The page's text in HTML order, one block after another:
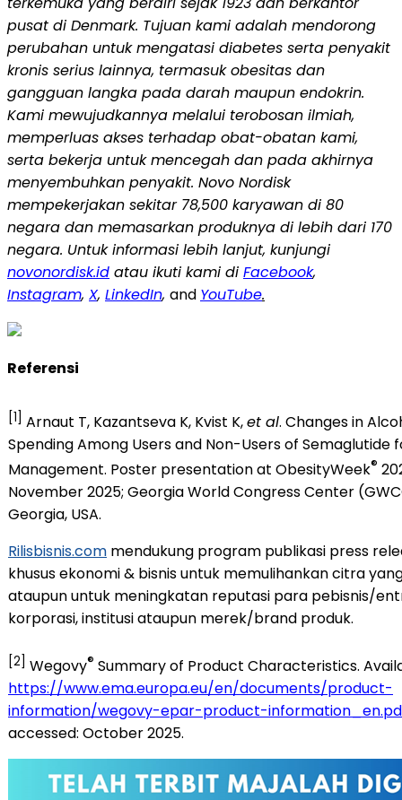
pusat di Denmark. Tujuan kami adalah mendorong
perubahan untuk mengatasi diabetes serta penyakit
kronis serius lainnya, termasuk obesitas dan
gangguan langka pada darah maupun endokrin.
Kami mewujudkannya melalui terobosan ilmiah,
memperluas akses terhadap obat-obatan kami,
serta bekerja untuk mencegah dan pada akhirnya
menyembuhkan penyakit. Novo Nordisk
mempekerjakan sekitar 78,500 karyawan di 80
negara dan memasarkan produknya di lebih dari 170
negara. Untuk informasi lebih lanjut, kunjungi
novonordisk.id atau ikuti kami di Facebook,
Instagram, X, LinkedIn, and YouTube.
Referensi
[1] Arnaut T, Kazantseva K, Kvist K,et al. Changes in
Spending Among Users and Non-Users of Semaglutide
Management. Poster presentation at ObesityWeek®
November 2025; Georgia World Congress Center
Georgia, USA.
Rilisbisnis.com mendukung program publikasi press
khusus ekonomi & bisnis untuk memulihankan citra
ataupun untuk meningkatan reputasi para pebisnis/
korporasi, institusi ataupun merek/brand produk.
[2] Wegovy® Summary of Product Characteristics.
https://www.ema.europa.eu/en/documents/product-
information/wegovy-epar-product-
accessed: October 2025.